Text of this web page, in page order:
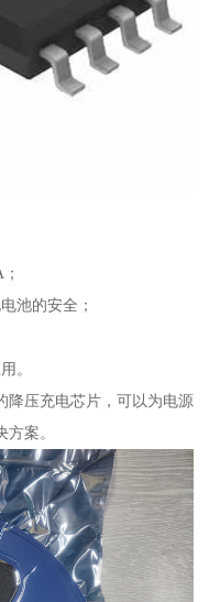
池的安全；
。
降压充电芯片，可以为电源
案。